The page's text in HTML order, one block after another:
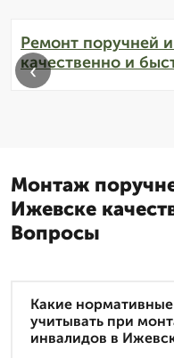
Ремонт поручней
качественно и
‹
Монтаж
Ижевске
Вопросы
Какие
учитывать при
инвалидов в